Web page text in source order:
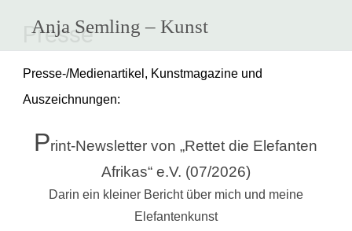
InhaltAnja Semling – Kunst
Presse
Presse-/Medienartikel, Kunstmagazine und
Auszeichnungen:
Print-Newsletter von „Rettet die Elefanten
Afrikas“ e.V. (07/2026)
Darin ein kleiner Bericht über mich und meine
Elefantenkunst